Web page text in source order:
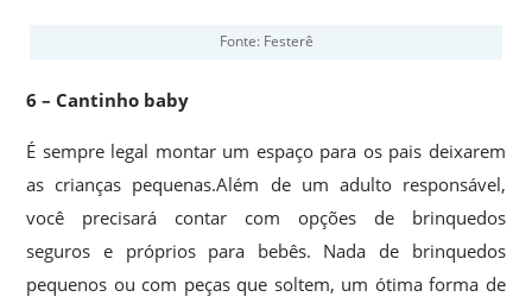
Fonte: Festerê
6 – Cantinho baby
É sempre legal montar um espaço para os pais deixarem
as crianças pequenas.Além de um adulto responsável,
você precisará contar com opções de brinquedos
seguros e próprios para bebês. Nada de brinquedos
pequenos ou com peças que soltem, um ótima forma de